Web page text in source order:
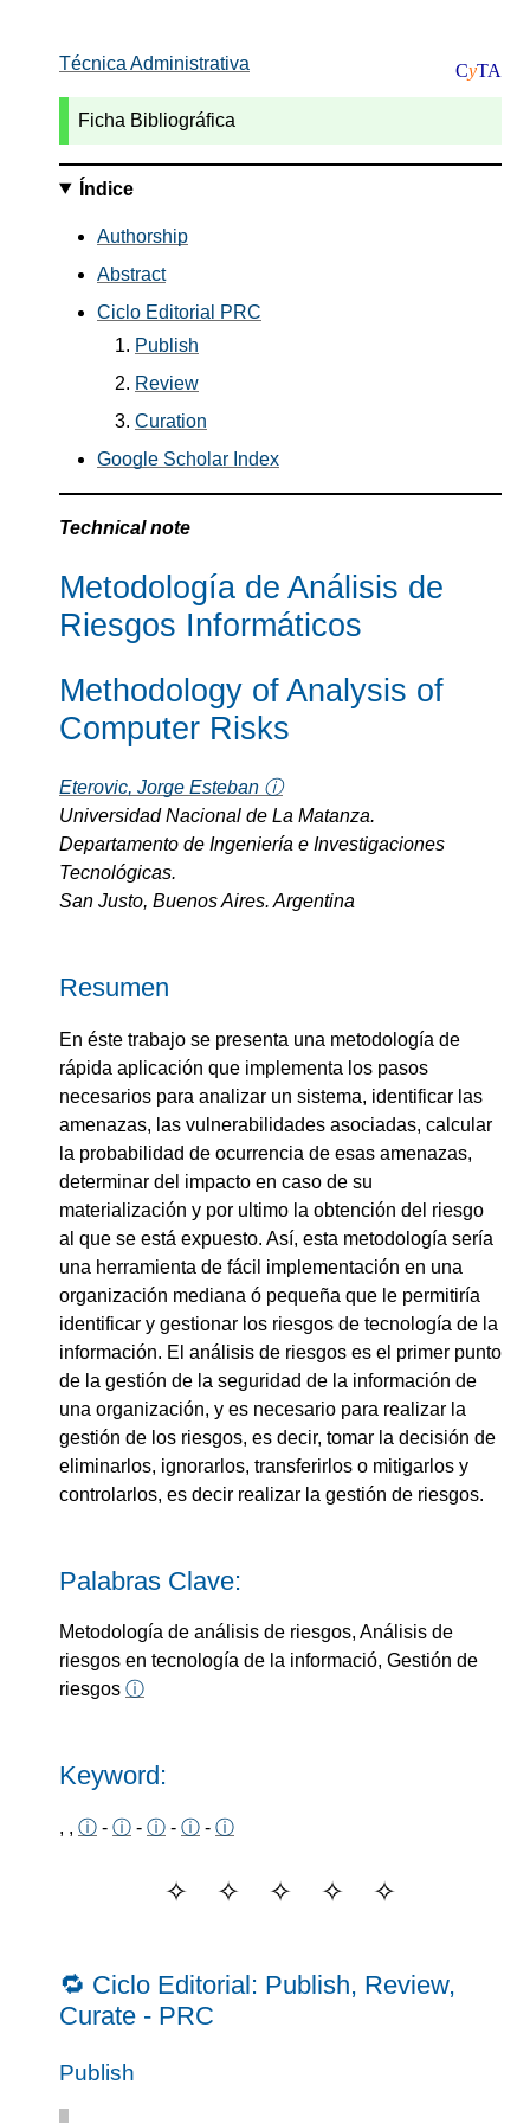
CyTA
Técnica Administrativa
Ficha Bibliográfica
Índice
Authorship
Abstract
Ciclo Editorial PRC
Publish
Review
Curation
Google Scholar Index
Technical note
Metodología de Análisis de
Riesgos Informáticos
Methodology of Analysis of
Computer Risks
Eterovic, Jorge Esteban ⓘ
Universidad Nacional de La Matanza.
Departamento de Ingeniería e Investigaciones
Tecnológicas.
San Justo, Buenos Aires. Argentina
Resumen
En éste trabajo se presenta una metodología de
rápida aplicación que implementa los pasos
necesarios para analizar un sistema, identificar las
amenazas, las vulnerabilidades asociadas, calcular
la probabilidad de ocurrencia de esas amenazas,
determinar del impacto en caso de su
materialización y por ultimo la obtención del riesgo
al que se está expuesto. Así, esta metodología sería
una herramienta de fácil implementación en una
organización mediana ó pequeña que le permitiría
identificar y gestionar los riesgos de tecnología de la
información. El análisis de riesgos es el primer punto
de la gestión de la seguridad de la información de
una organización, y es necesario para realizar la
gestión de los riesgos, es decir, tomar la decisión de
eliminarlos, ignorarlos, transferirlos o mitigarlos y
controlarlos, es decir realizar la gestión de riesgos.
Palabras Clave:
Metodología de análisis de riesgos, Análisis de
riesgos en tecnología de la informació, Gestión de
riesgos ⓘ
Keyword:
, , ⓘ - ⓘ - ⓘ - ⓘ - ⓘ
🔁 Ciclo Editorial: Publish, Review,
Curate - PRC
Publish